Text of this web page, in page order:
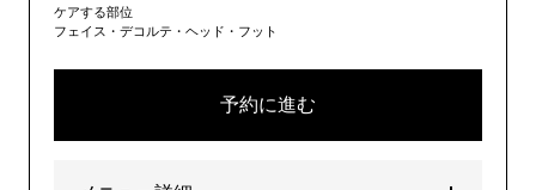
ケアする部位
フェイス・デコルテ・ヘッド・フット
予約に進む